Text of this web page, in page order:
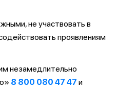
не участвовать в
проявлениям
незамедлительно
8 800 080 47 47 и